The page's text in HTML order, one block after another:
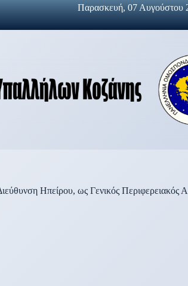
Παρασκευή, 07 Αυγούστου
Ηπείρου, ως Γενικός Περιφερειακός